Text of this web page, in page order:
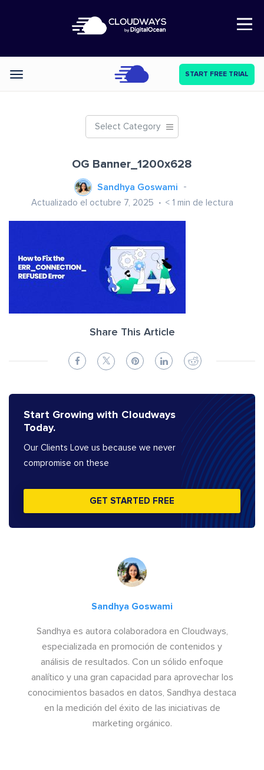
Open Nav
Categories START FREE TRIAL
Select Category
OG Banner_1200x628
Sandhya Goswami
Actualizado el octubre 7, 2025 < 1 min de lectura
Share This Article
Start Growing with Cloudways
Today.
Our Clients Love us because we never
compromise on these
GET STARTED FREE
Sandhya Goswami
Sandhya es autora colaboradora en Cloudways,
especializada en promoción de contenidos y
análisis de resultados. Con un sólido enfoque
analítico y una gran capacidad para aprovechar los
conocimientos basados en datos, Sandhya destaca
en la medición del éxito de las iniciativas de
marketing orgánico.